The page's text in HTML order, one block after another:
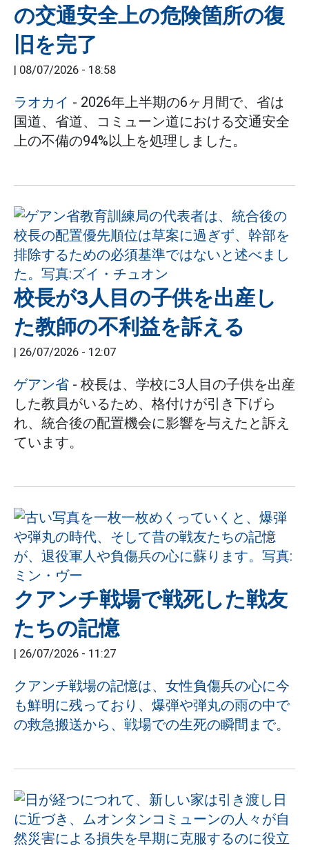
の交通安全上の危険箇所の復
旧を完了
08/07/2026 - 18:58
ラオカイ - 2026年上半期の6ヶ月間で、省は
国道、省道、コミューン道における交通安全
上の不備の94%以上を処理しました。
校長が3人目の子供を出産し
た教師の不利益を訴える
26/07/2026 - 12:07
ゲアン省 - 校長は、学校に3人目の子供を出産
した教員がいるため、格付けが引き下げら
れ、統合後の配置機会に影響を与えたと訴え
ています。
クアンチ戦場で戦死した戦友
たちの記憶
26/07/2026 - 11:27
クアンチ戦場の記憶は、女性負傷兵の心に今
も鮮明に残っており、爆弾や弾丸の雨の中で
の救急搬送から、戦場での生死の瞬間まで。